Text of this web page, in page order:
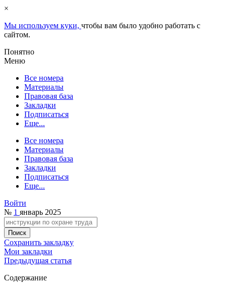
×
Мы используем куки, чтобы вам было удобно работать с
сайтом.
Понятно
Меню
Все номера
Материалы
Правовая база
Закладки
Подписаться
Еще...
Все номера
Материалы
Правовая база
Закладки
Подписаться
Еще...
Войти
№ 1 январь 2025
Сохранить закладку
Мои закладки
Предыдущая статья
Содержание